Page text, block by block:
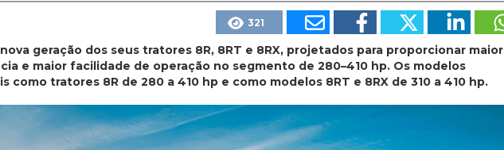
321
geração dos seus tratores 8R, 8RT e 8RX, projetados para proporcionar maior
e maior facilidade de operação no segmento de 280–410 hp. Os modelos
como tratores 8R de 280 a 410 hp e como modelos 8RT e 8RX de 310 a 410 hp.